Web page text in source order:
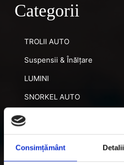
Consimțământ Detalii
Categorii
TROLII AUTO
Suspensii & Înălțare
LUMINI
SNORKEL AUTO
ACCESORII RECUPERARE
DISTANTIERE